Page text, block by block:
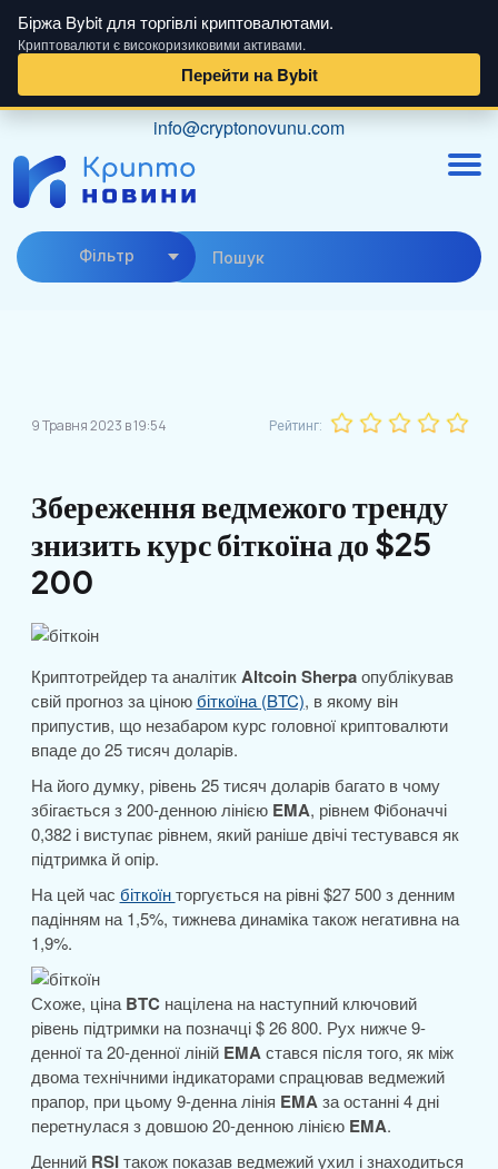
Біржа Bybit для торгівлі криптовалютами.
Криптовалюти є високоризиковими активами.
Перейти на Bybit
content
info@cryptonovunu.com
Фiльтр
9 Травня 2023 в 19:54 Рейтинг:
Збереження ведмежого тренду
знизить курс біткоїна до $25
200
Криптотрейдер та аналітикAltcoin Sherpaопублікував
свій прогноз за ціноюбіткоїна (BTC), в якому він
припустив, що незабаром курс головної криптовалюти
впаде до 25 тисяч доларів.
На його думку, рівень 25 тисяч доларів багато в чому
збігається з 200-денною лінією EMA, рівнем Фібоначчі
0,382 і виступає рівнем, який раніше двічі тестувався як
підтримка й опір.
На цей час біткоїнторгується на рівні $27 500 з денним
падінням на 1,5%, тижнева динаміка також негативна на
1,9%.
Схоже, ціна BTC націлена на наступний ключовий
рівень підтримки на позначці $ 26 800. Рух нижче 9-
денної та 20-денної ліній EMAстався після того, як між
двома технічними індикаторами спрацював ведмежий
прапор, при цьому 9-денна лінія EMAза останні 4 дні
перетнулася з довшою 20-денною лінією EMA.
Денний RSIтакож показав ведмежий ухил і знаходиться